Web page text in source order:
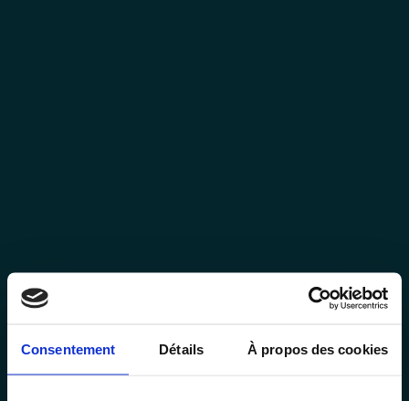
Consentement Détails À propos des cookies